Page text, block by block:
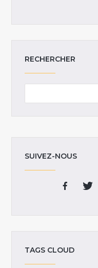
RECHERCHER
SUIVEZ-NOUS
TAGS CLOUD